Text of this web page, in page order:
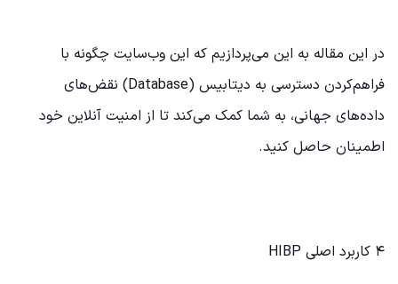
در این مقاله به این می‌پردازیم که این وب‌سایت چگونه با
فراهم‌کردن دسترسی به دیتابیس‌ (Database) نقض‌های
داده‌های جهانی، به شما کمک می‌کند تا از امنیت آنلاین خود
اطمینان حاصل کنید.
۴ کاربرد اصلی HIBP